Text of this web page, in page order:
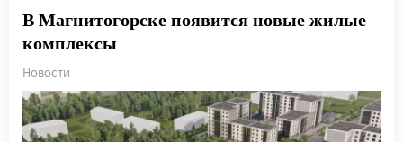
В Магнитогорске появится новые жилые
комплексы
Новости